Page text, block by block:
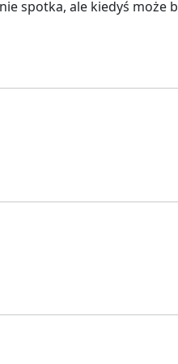
spotka, ale kiedyś może